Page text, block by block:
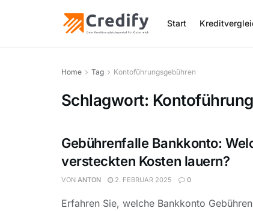
Start
Home Tag Kontoführungsgebühren
Schlagwort:
Gebührenfalle Bankkonto:
versteckten Kosten lauern?
VON ANTON 2. FEBRUAR 2025 0
Erfahren Sie, welche Bankkonto